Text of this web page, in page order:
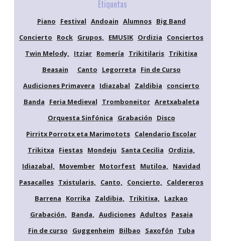
Etiquetas
Piano Festival Andoain Alumnos Big Band
Concierto
Rock Grupos, EMUSIK Ordizia
Conciertos
Twin Melody,
Itziar Romería Trikitilaris Trikitixa
Beasain
Canto Legorreta
Fin de Curso
Audiciones Primavera
Idiazabal Zaldibia
concierto
Banda
Feria Medieval Tromboneitor Aretxabaleta
Orquesta Sinfónica
Grabación
Disco
Pirritx Porrotx eta Marimotots Calendario Escolar
Trikitxa
Fiestas Mondeju Santa Cecilia
Ordizia,
Idiazabal,
Movember Motorfest Mutiloa,
Navidad
Pasacalles Txistularis, Canto, Concierto,
Caldereros
Barrena
Korrika Zaldibia, Trikitixa,
Lazkao
Grabación,
Banda, Audiciones Adultos Pasaia
Fin de curso
Guggenheim Bilbao Saxofón
Tuba